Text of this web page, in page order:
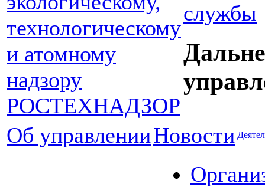
службы
Об управленииНовости